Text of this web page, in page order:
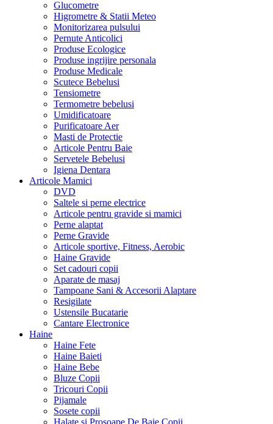
Glucometre
Higrometre & Statii Meteo
Monitorizarea pulsului
Pernute Anticolici
Produse Ecologice
Produse ingrijire personala
Produse Medicale
Scutece Bebelusi
Tensiometre
Termometre bebelusi
Umidificatoare
Purificatoare Aer
Masti de Protectie
Articole Pentru Baie
Servetele Bebelusi
Igiena Dentara
Articole Mamici
DVD
Saltele si perne electrice
Articole pentru gravide si mamici
Perne alaptat
Perne Gravide
Articole sportive, Fitness, Aerobic
Haine Gravide
Set cadouri copii
Aparate de masaj
Tampoane Sani & Accesorii Alaptare
Resigilate
Ustensile Bucatarie
Cantare Electronice
Haine
Haine Fete
Haine Baieti
Haine Bebe
Bluze Copii
Tricouri Copii
Pijamale
Sosete copii